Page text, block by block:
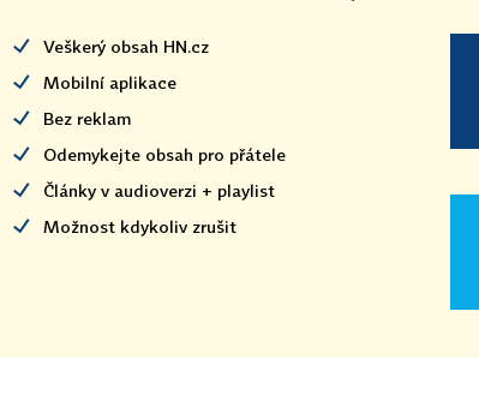
Veškerý obsah HN.cz
Mobilní aplikace
Bez reklam
Odemykejte obsah pro přátele
Články v audioverzi + playlist
Možnost kdykoliv zrušit